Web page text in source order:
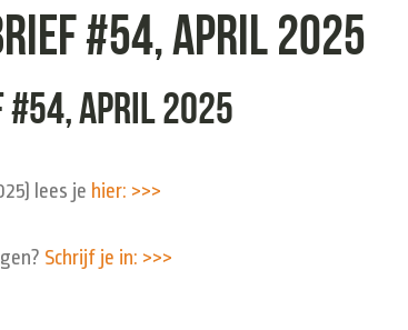
#54, April 2025
April 2025
lees je hier: >>>
Schrijf je in: >>>